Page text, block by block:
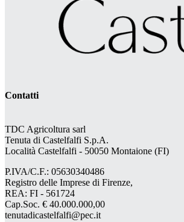
Contatti
TDC Agricoltura sarl
Tenuta di Castelfalfi S.p.A.
Località Castelfalfi - 50050 Montaione (FI)
P.IVA/C.F.: 05630340486
Registro delle Imprese di Firenze,
REA: FI - 561724
Cap.Soc. € 40.000.000,00
tenutadicastelfalfi@pec.it